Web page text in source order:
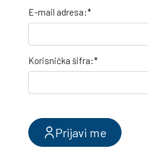
E-mail adresa:*
Korisnička šifra:*
Prijavi me